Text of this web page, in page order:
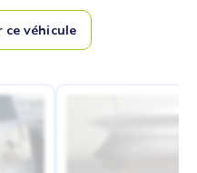
ce véhicule